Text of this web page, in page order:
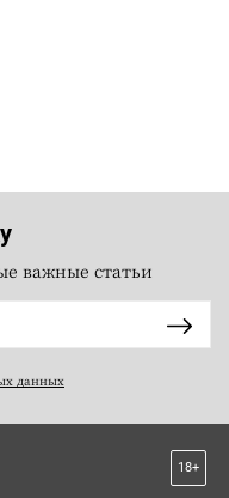
важные статьи
данных
18+